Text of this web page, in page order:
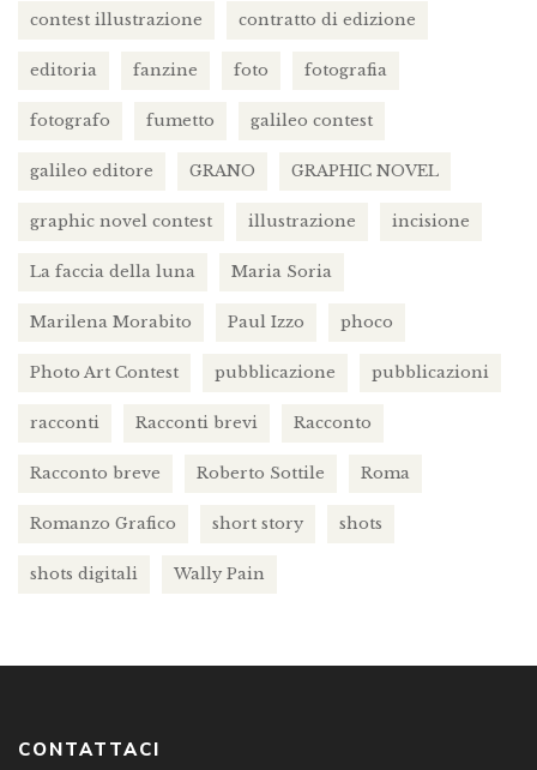
contest illustrazione contratto di edizione
editoria fanzine foto fotografia
fotografo fumetto galileo contest
galileo editore GRANO GRAPHIC NOVEL
graphic novel contest illustrazione incisione
La faccia della luna Maria Soria
Marilena Morabito Paul Izzo phoco
Photo Art Contest pubblicazione pubblicazioni
racconti Racconti brevi Racconto
Racconto breve Roberto Sottile Roma
Romanzo Grafico short story shots
shots digitali Wally Pain
CONTATTACI